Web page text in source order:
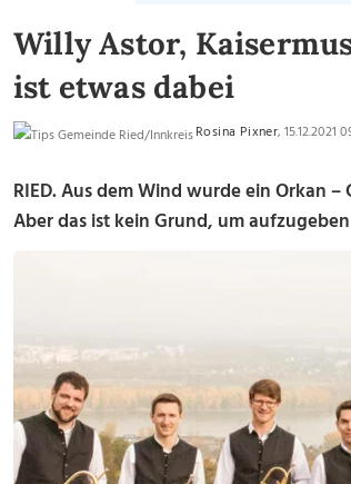
Willy Astor,
ist etwas dabei
Rosina Pixner, 15.12.2021
RIED. Aus dem Wind wurde ein Orkan
Aber das ist kein Grund, um